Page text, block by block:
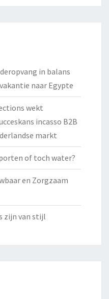
in balans
naar Egypte
wekt
incasso B2B
markt
of toch water?
en Zorgzaam
zijn van stijl